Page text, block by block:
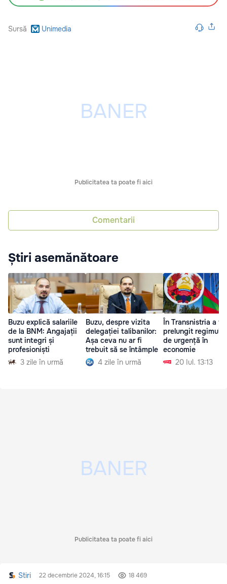
Sursă Unimedia
Publicitatea ta poate fi aici
Comentarii
Știri asemănătoare
Buzu explică salariile
de la BNM: Angajații
sunt integri și
profesioniști
3 zile în urmă
Buzu, despre vizita
delegației talibanilor:
Așa ceva nu ar fi
trebuit să se întâmple
4 zile în urmă
În Transnistria a
prelungit regimul
de urgență în
economie
20 Iul. 13:13
Publicitatea ta poate fi aici
Stiri 22 decembrie 2024, 16:15 18 469